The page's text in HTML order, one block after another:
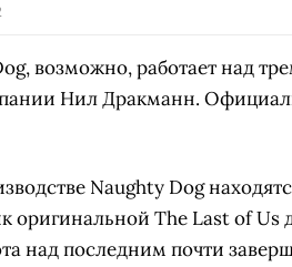
возможно, работает над
Нил Дракманн.
Naughty Dog
оригинальной The Last of
над последним почти